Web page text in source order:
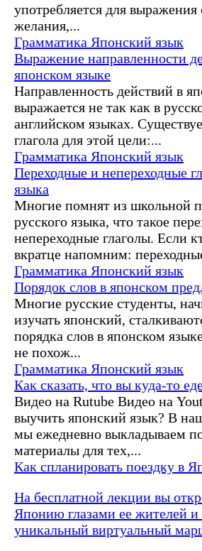
употребляется для выражения
желания,...
Грамматика Японский язык
Выражение направленности
японском языке
Направленность действий в
выражается не так как в
английском языках.
глагола для этой цели:...
Грамматика Японский язык
Переходные и непереходные
языка
Многие помнят из школьной
русского языка, что такое
непереходные глаголы. Если
вкратце напомним:
Грамматика Японский язык
Порядок слов в японском
Многие русские студенты,
изучать японский,
порядка слов в японском
не похож...
Грамматика Японский язык
Как сказать, что вы куда-то
Видео на Rutube Видео на
выучить японский язык? В
мы ежедневно выкладываем
материалы для тех,...
Как спланировать поездку в
На бесплатной лекции вы
Японию глазами ее жителей и
уникальный виртуальный